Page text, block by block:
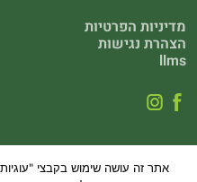
מדיניות הפרטיות
הצהרת נגישות
llms
ייתכן כי חלק ממוצרינו המופיעים באתר
אתר זה עושה שימוש בקבצי